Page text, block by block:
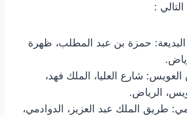
:
حمزة بن عبد المطلب، ظهرة
شارع العليا، الملك فهد،
الرياض.
طريق الملك عبد العزيز، الدوادمي،